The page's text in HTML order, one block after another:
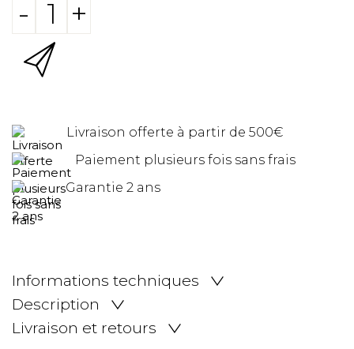
- +
Livraison offerte à partir de 500€
Paiement plusieurs fois sans frais
Garantie 2 ans
Informations techniques
Description
Livraison et retours